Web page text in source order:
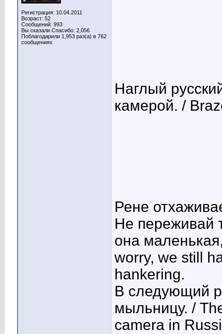
Регистрация: 10.04.2011
Возраст: 52
Сообщений: 993
Вы сказали Спасибо: 2,056
Поблагодарили 1,953 раз(а) в 762
сообщениях
Наглый
камерой. /
Рене
Не переживай
она
worry, we still
hankering.
В следующий
мыльницу. /
camera in